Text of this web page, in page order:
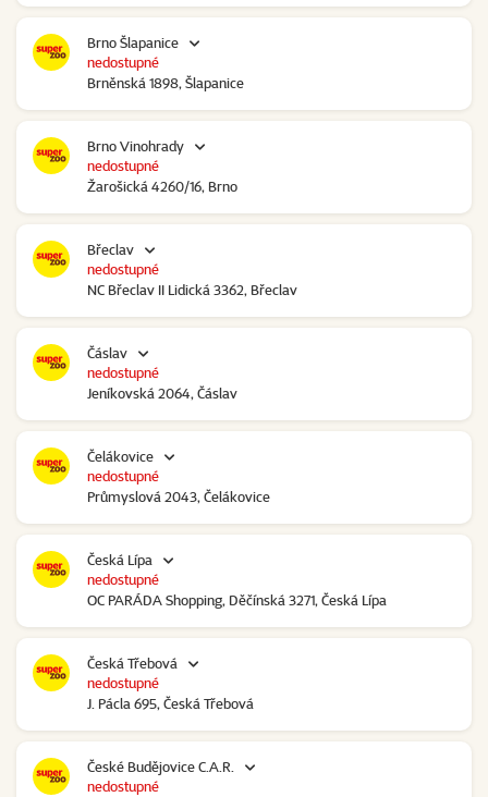
Brno Šlapanice
Brněnská 1898, Šlapanice
nedostupné
Brno Vinohrady
Žarošická 4260/16, Brno
nedostupné
Břeclav
NC Břeclav II Lidická 3362, Břeclav
nedostupné
Čáslav
Jeníkovská 2064, Čáslav
nedostupné
Čelákovice
Průmyslová 2043, Čelákovice
nedostupné
Česká Lípa
OC PARÁDA Shopping, Děčínská 3271, Česká Lípa
nedostupné
Česká Třebová
J. Pácla 695, Česká Třebová
nedostupné
České Budějovice C.A.R.
nedostupné